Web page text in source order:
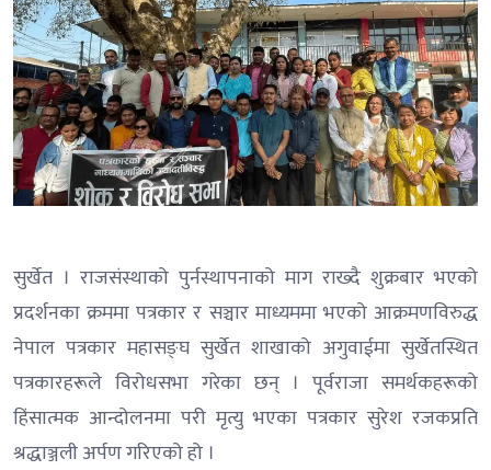
सुर्खेत । राजसंस्थाको पुर्नस्थापनाको माग राख्दै शुक्रबार भएको
प्रदर्शनका क्रममा पत्रकार र सञ्चार माध्यममा भएको आक्रमणविरुद्ध
नेपाल पत्रकार महासङ्घ सुर्खेत शाखाको अगुवाईमा सुर्खेतस्थित
पत्रकारहरूले विरोधसभा गरेका छन् । पूर्वराजा समर्थकहरूको
हिंसात्मक आन्दोलनमा परी मृत्यु भएका पत्रकार सुरेश रजकप्रति
श्रद्धाञ्जली अर्पण गरिएको हो ।